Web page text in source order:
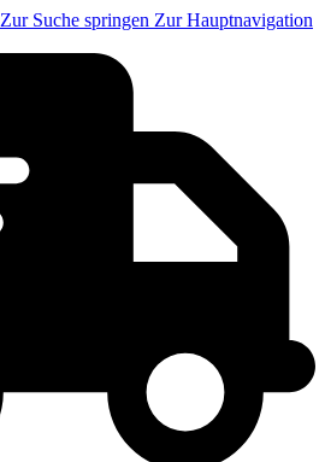
Zur Suche springen Zur Hauptnavigation